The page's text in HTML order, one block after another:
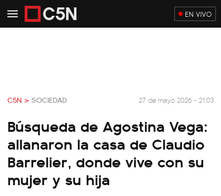
EN VIVO
C5N > SOCIEDAD 27 de mayo 2026 - 21:03
Búsqueda de Agostina Vega:
allanaron la casa de Claudio
Barrelier, donde vive con su
mujer y su hija